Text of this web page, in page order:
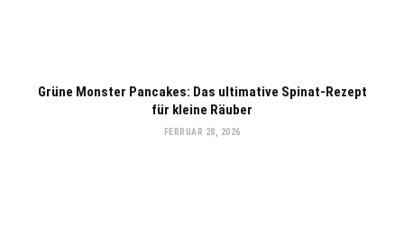
Grüne Monster Pancakes: Das ultimative Spinat-Rezept
für kleine Räuber
FEBRUAR 28, 2026